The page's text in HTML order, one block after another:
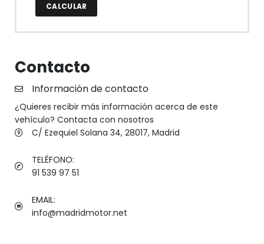
CALCULAR
Contacto
Información de contacto
¿Quieres recibir más información acerca de este
vehículo? Contacta con nosotros
C/ Ezequiel Solana 34, 28017, Madrid
TELÉFONO:
91 539 97 51
EMAIL:
info@madridmotor.net